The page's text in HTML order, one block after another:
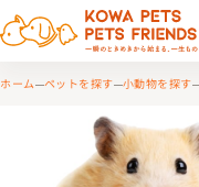
ホーム ペットを探す 小動物を探す